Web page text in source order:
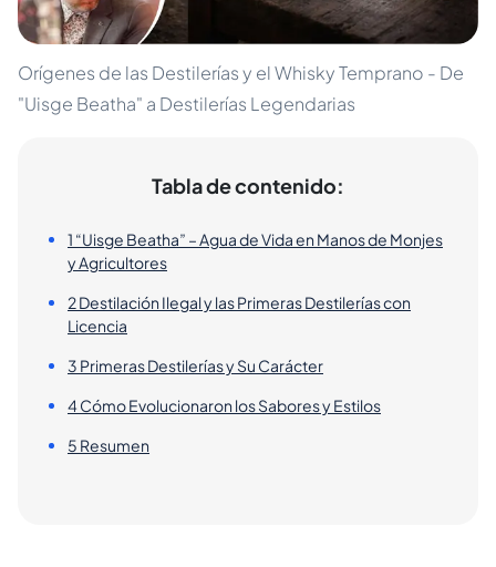
Orígenes de las Destilerías y el Whisky Temprano - De
"Uisge Beatha" a Destilerías Legendarias
Tabla de contenido:
1 “Uisge Beatha” – Agua de Vida en Manos de Monjes
y Agricultores
2 Destilación Ilegal y las Primeras Destilerías con
Licencia
3 Primeras Destilerías y Su Carácter
4 Cómo Evolucionaron los Sabores y Estilos
5 Resumen